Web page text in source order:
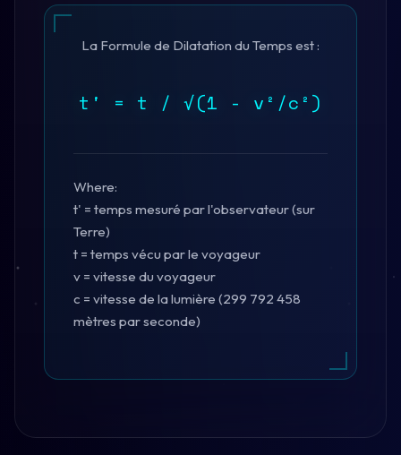
La Formule de Dilatation du Temps est :
t' = t / √(1 - v²/c²)
Where:
t' = temps mesuré par l'observateur (sur
Terre)
t = temps vécu par le voyageur
v = vitesse du voyageur
c = vitesse de la lumière (299 792 458
mètres par seconde)